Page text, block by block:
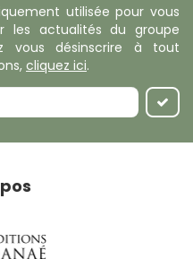
utilisée pour vous
les actualités du groupe
vous désinscrire à tout
cliquez ici.